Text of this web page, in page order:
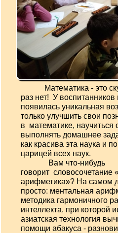
Математика - это
раз нет! У
появилась уникальная
только улучшить свои
в математике, научиться
выполнять домашнее
как красива эта наука и
царицей всех наук.
Вам что-нибудь
говорит словосочетание
арифметика»? На самом
просто: ментальная
методика гармоничного
интеллекта, при которой
азиатская технология
помощи абакуса -